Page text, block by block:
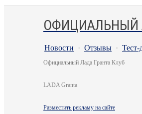
ОФИЦИАЛЬНЫЙ
Новости · Отзывы ·
Официальный Лада Гранта Клуб
LADA Granta
Разместить рекламу на сайте